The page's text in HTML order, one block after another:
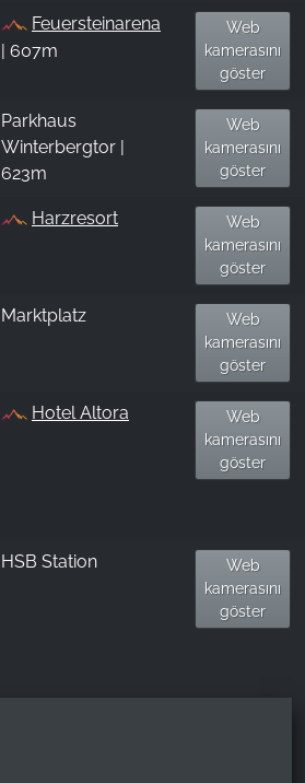
Feuersteinarena
| 607m
Web
kamerasını
göster
Parkhaus
Winterbergtor |
623m
Web
kamerasını
göster
Harzresort
Web
kamerasını
göster
Marktplatz
Web
kamerasını
göster
Hotel Altora
Web
kamerasını
göster
HSB Station
Web
kamerasını
göster